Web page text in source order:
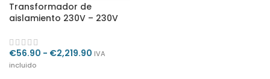
Transformador de
aislamiento 230V – 230V
€56.90 - €2,219.90 IVA
incluido